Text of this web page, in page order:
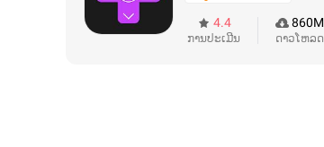
4.4
ການປະເມີນ
860M
ດາວໂຫລດ